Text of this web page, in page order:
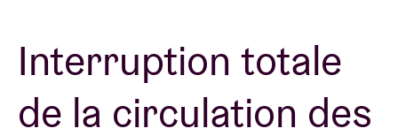
BRDCST
ABtv
Interruption totale
de la circulation des